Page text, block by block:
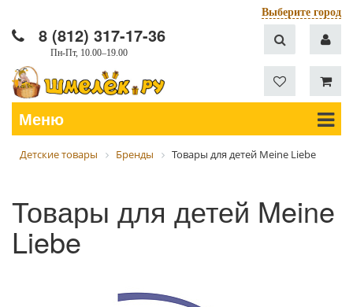
Выберите город
8 (812) 317-17-36
Пн-Пт, 10.00–19.00
Меню
Детские товары Бренды Товары для детей Meine Liebe
Товары для детей Meine
Liebe